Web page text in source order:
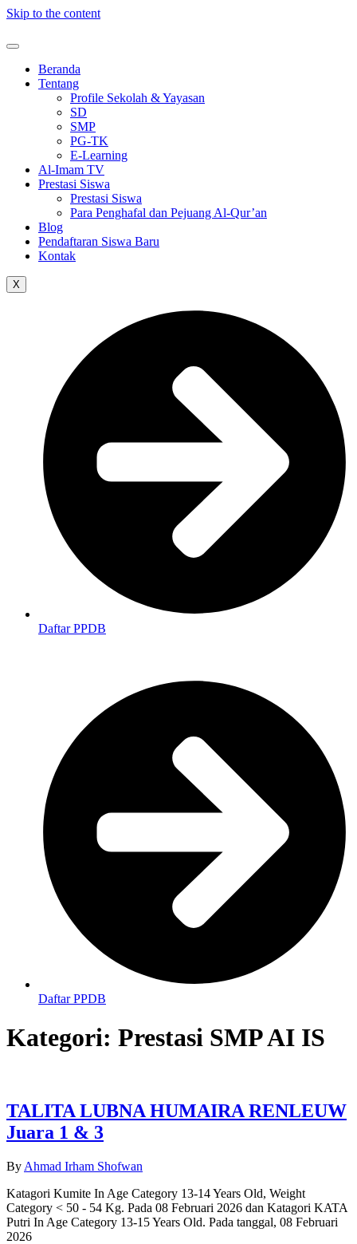
Skip to the content
Beranda
Tentang
Profile Sekolah & Yayasan
SD
SMP
PG-TK
E-Learning
Al-Imam TV
Prestasi Siswa
Prestasi Siswa
Para Penghafal dan Pejuang Al-Qur’an
Blog
Pendaftaran Siswa Baru
Kontak
X
Daftar PPDB
Daftar PPDB
Kategori: Prestasi SMP AI IS
TALITA LUBNA HUMAIRA RENLEUW
Juara 1 & 3
By Ahmad Irham Shofwan
Katagori Kumite In Age Category 13-14 Years Old, Weight
Category < 50 - 54 Kg. Pada 08 Februari 2026 dan Katagori KATA
Putri In Age Category 13-15 Years Old. Pada tanggal, 08 Februari
2026